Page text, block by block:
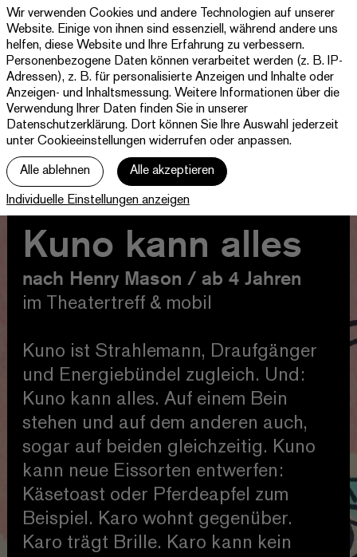
Theater
Paderborn
Westfälische
Kammerspiele
Programm & Tickets
Abos
jott
Ihr Besuch
Haus
Kuno kann alles
nach Henry Mason / ab 4 Jahren
im Theatertreff & mobil
Kuno ist Strahlemann, Draufgänger
und Energiebündel zugleich. Und:
Kuno kann alles. Auf einem Bein
stehen und auf dem anderen auch,
sogar auf beiden gleichzeitig. Kuno
kann neue Eissorten entwerfen:
Käsetoast oder Pferdeapfel zum
Beispiel. Karo wohnt gegenüber.
Karo trägt Brille. Karo kann kein
Wir verwenden Cookies und andere Technologien auf unserer
Website. Einige von ihnen sind essenziell, während andere uns
helfen, diese Website und Ihre Erfahrung zu verbessern.
Personenbezogene Daten können verarbeitet werden (z. B. IP-
Adressen), z. B. für personalisierte Anzeigen und Inhalte oder
Anzeigen- und Inhaltsmessung. Weitere Informationen über die
Verwendung Ihrer Daten finden Sie in unserer
Datenschutzerklärung. Dort können Sie Ihre Auswahl jederzeit
unter Cookieeinstellungen widerrufen oder anpassen.
Alle ablehnen Alle akzeptieren
Individuelle Einstellungen anzeigen